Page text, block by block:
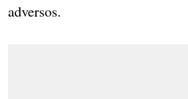
adversos.